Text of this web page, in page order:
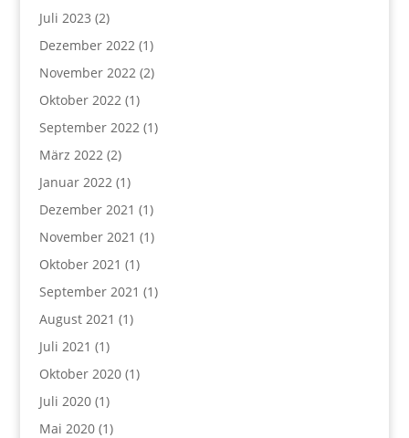
Juli 2023 (2)
Dezember 2022(1)
November 2022(2)
Oktober 2022(1)
September 2022(1)
März 2022(2)
Januar 2022(1)
Dezember 2021 (1)
November 2021 (1)
Oktober 2021 (1)
September 2021 (1)
August 2021 (1)
Juli 2021 (1)
Oktober 2020(1)
Juli 2020(1)
Mai 2020(1)